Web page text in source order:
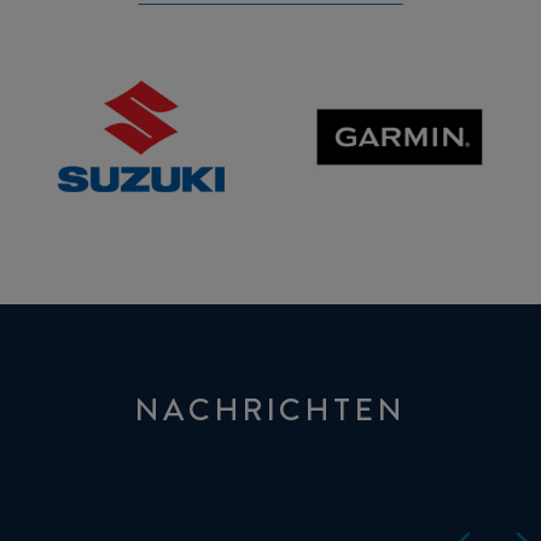
NACHRICHTEN